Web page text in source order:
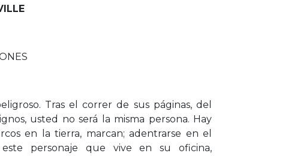
Tras el correr de sus páginas, del
usted no será la misma persona. Hay
en la tierra, marcan; adentrarse en el
personaje que vive en su oficina,